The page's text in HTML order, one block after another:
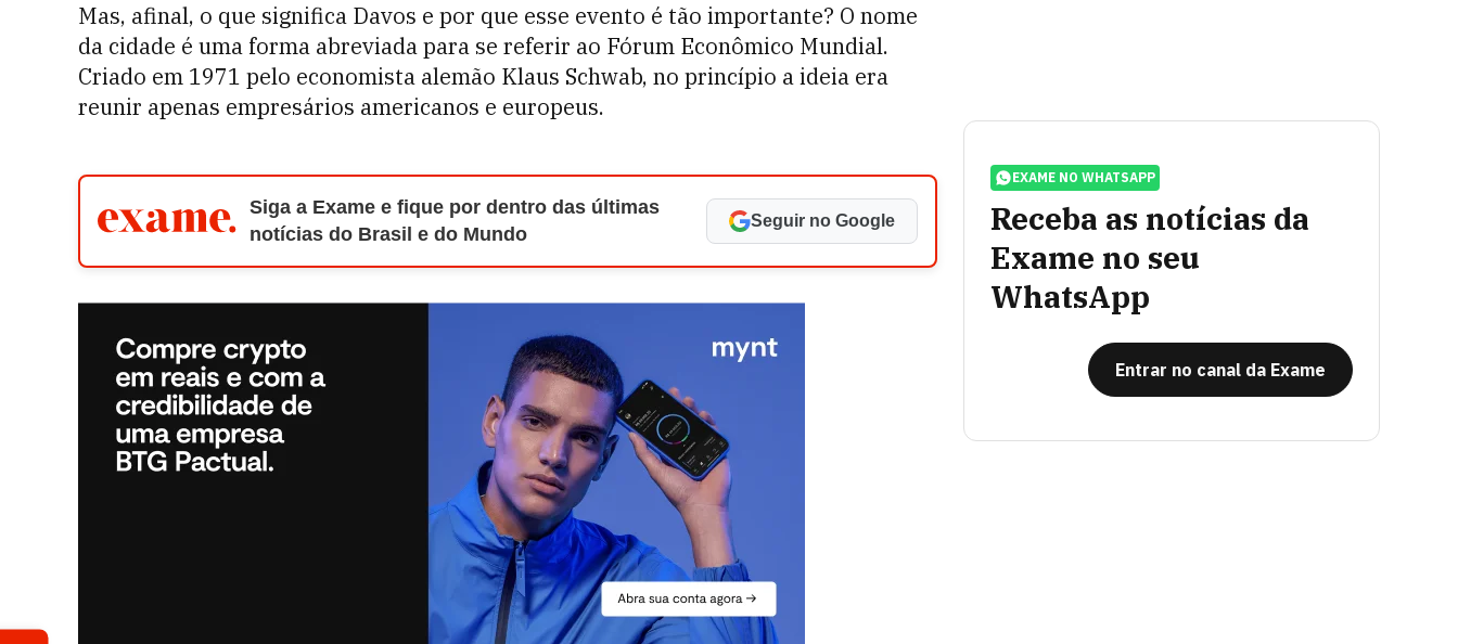
Mas, afinal, o que significa Davos e por que esse evento é tão importante? O nome
da cidade é uma forma abreviada para se referir ao Fórum Econômico Mundial.
Criado em 1971 pelo economista alemão Klaus Schwab, no princípio a ideia era
reunir apenas empresários americanos e europeus.
Siga a Exame e fique por dentro das últimas
notícias do Brasil e do Mundo
Seguir no Google
EXAME NO WHATSAPP
Receba as notícias da
Exame no seu
WhatsApp
Entrar no canal da Exame